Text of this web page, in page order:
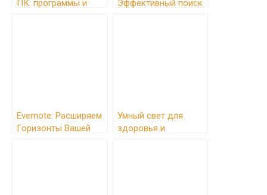
ПК: программы и
Эффективный поиск
Evernote: Расширяем
Горизонты Вашей
Умный свет для
здоровья и